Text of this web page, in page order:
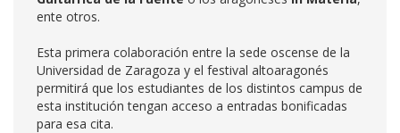
ente otros.
Esta primera colaboración entre la sede oscense de la
Universidad de Zaragoza y el festival altoaragonés
permitirá que los estudiantes de los distintos campus de
esta institución tengan acceso a entradas bonificadas
para esa cita.